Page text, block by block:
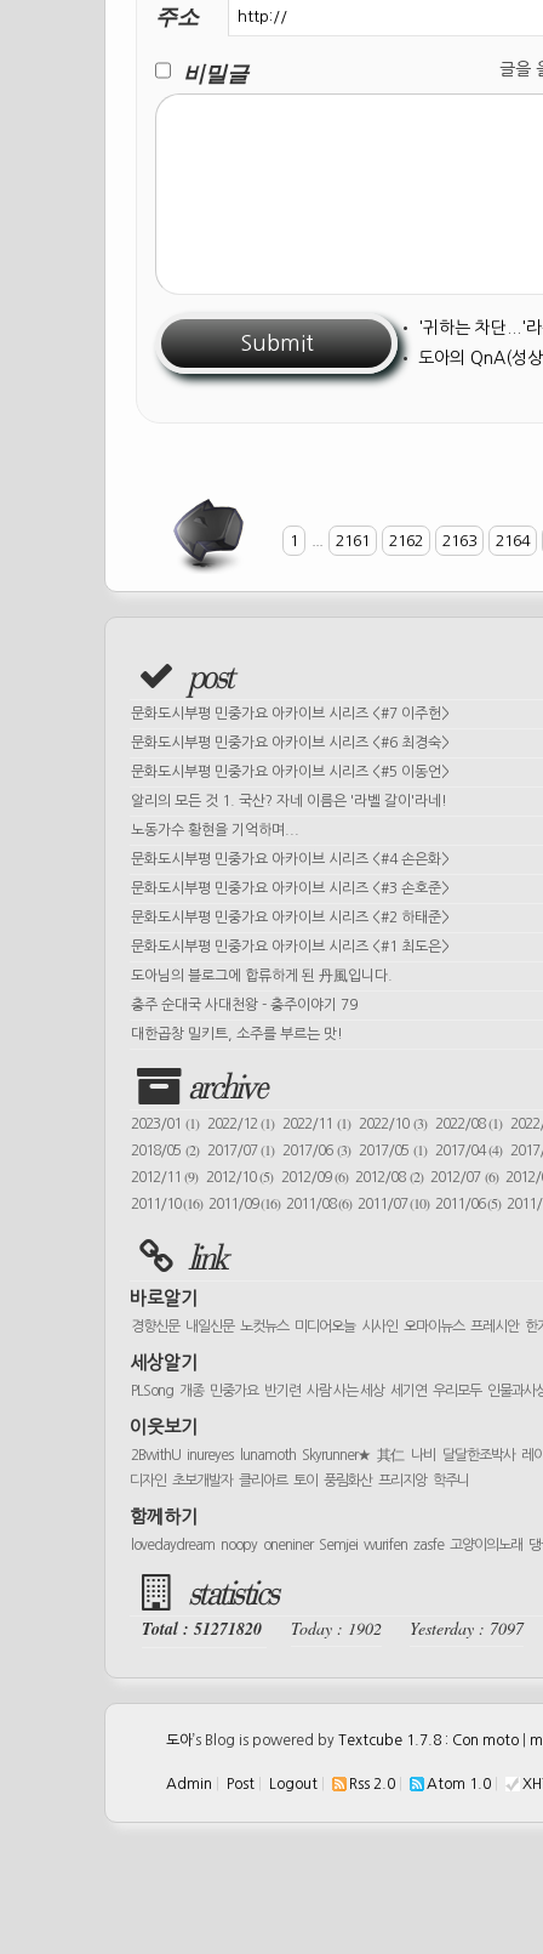
주소
비밀글
글을
• '귀하는 차단...'
• 도아의 QnA(성
1 2161 2162 2163 2164
post
문화도시부평 민중가요 아카이브 시리즈 <#7 이주헌>
문화도시부평 민중가요 아카이브 시리즈 <#6 최경숙>
문화도시부평 민중가요 아카이브 시리즈 <#5 이동언>
알리의 모든 것 1. 국산? 자네 이름은 '라벨 갈이'라네!
노동가수 황현을 기억하며...
문화도시부평 민중가요 아카이브 시리즈 <#4 손은화>
문화도시부평 민중가요 아카이브 시리즈 <#3 손호준>
문화도시부평 민중가요 아카이브 시리즈 <#2 하태준>
문화도시부평 민중가요 아카이브 시리즈 <#1 최도은>
도아님의 블로그에 합류하게 된 丹風입니다.
충주 순대국 사대천왕 - 충주이야기 79
대한곱창 밀키트, 소주를 부르는 맛!
archive
2023/01 (1) 2022/12(1) 2022/11(1) 2022/10 (3) 2022/08(1)
2018/05 (2) 2017/07(1) 2017/06(3) 2017/05 (1) 2017/04(4)
2012/11(9) 2012/10(5) 2012/09(6) 2012/08 (2) 2012/07 (6)
2011/10(16) 2011/09(16) 2011/08(6) 2011/07(10) 2011/06(5)
link
바로알기
경향신문 내일신문 노컷뉴스 미디어오늘 시사인 오마이뉴스 프레시안 한
세상알기
PLSong 개종 민중가요 반기련 사람 사는 세상 세기연 우리모두 인물과사
이웃보기
2BwithU inureyes lunamoth Skyrunner★ 其仁 나비 달달한조박사 레
디자인 초보개발자 클리아르 토이 풍림화산 프리지앙 학주니
함께하기
lovedaydream noopy oneniner Semjei wurifen zasfe 고양이의노래
statistics
Total : 51271820 Today : 1902 Yesterday : 7097
도아’s Blog is powered by Textcube 1.7.8 : Con moto
Admin Post Logout Rss 2.0 Atom 1.0